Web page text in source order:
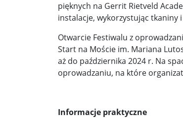
pięknych na Gerrit Rietveld
instalacje, wykorzystując tkaniny
Otwarcie Festiwalu z
Start na Moście im. Mariana
aż do października 2024 r. Na
oprowadzaniu, na które
Informacje praktyczne